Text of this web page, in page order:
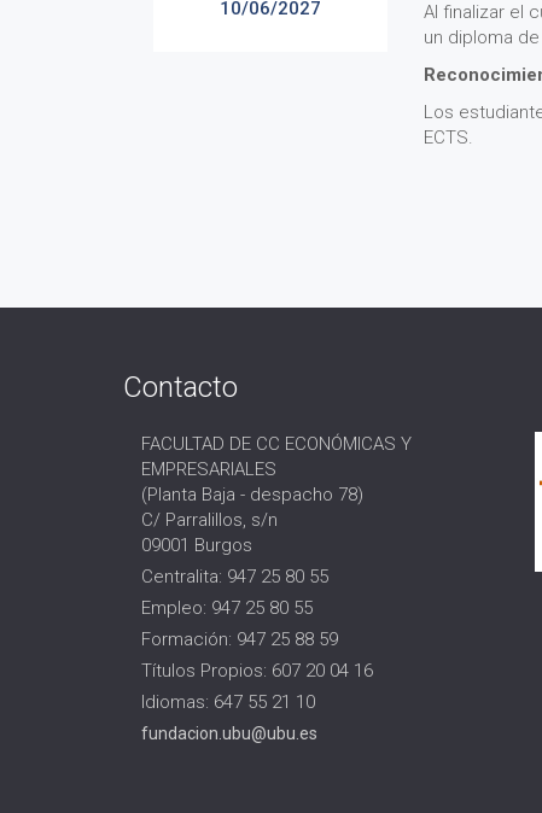
10/06/2027
Al finalizar el
un diploma
Los
ECTS.
Contacto
FACULTAD DE CC ECONÓMICAS Y
EMPRESARIALES
(Planta Baja - despacho 78)
C/ Parralillos, s/n
09001 Burgos
Centralita: 947 25 80 55
Empleo: 947 25 80 55
Formación: 947 25 88 59
Títulos Propios: 607 20 04 16
Idiomas: 647 55 21 10
fundacion.ubu@ubu.es